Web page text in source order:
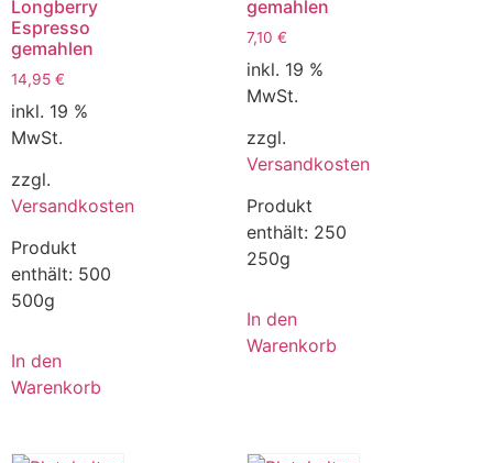
Longberry
Espresso
gemahlen
14,95 €
inkl. 19 %
MwSt.
zzgl.
Versandkosten
Produkt
enthält: 500
500g
In den
Warenkorb
gemahlen
7,10 €
inkl. 19 %
MwSt.
zzgl.
Versandkosten
Produkt
enthält: 250
250g
In den
Warenkorb